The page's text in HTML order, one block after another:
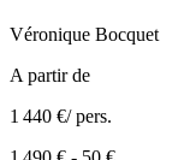
Véronique Bocquet
A partir de
1 440 €/ pers.